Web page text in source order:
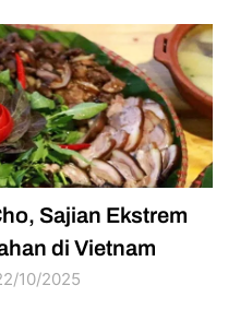
Sajian Ekstrem
di Vietnam
10/2025